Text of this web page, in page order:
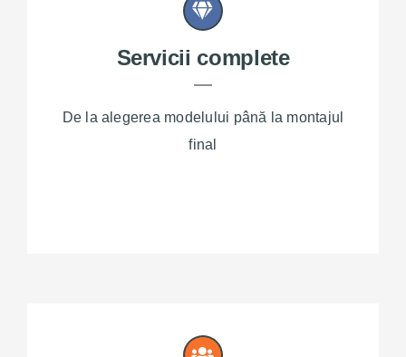
Servicii complete
De la alegerea modelului până la montajul
final